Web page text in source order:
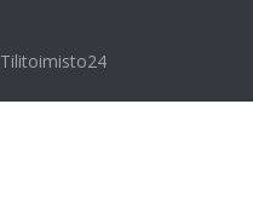
Tilitoimisto24